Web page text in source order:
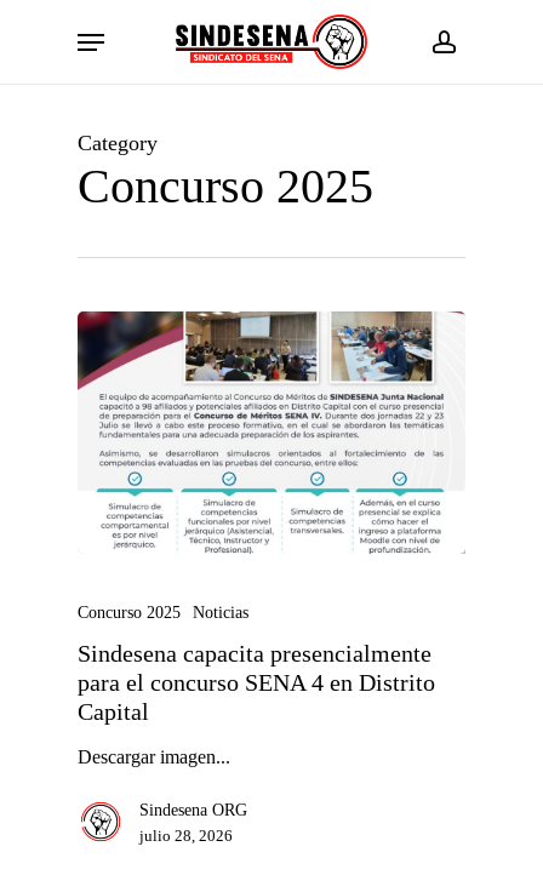
account
Menu
Category
Concurso 2025
Concurso 2025 Noticias
Sindesena capacita presencialmente
para el concurso SENA 4 en Distrito
Capital
Descargar imagen...
Sindesena ORG
julio 28, 2026